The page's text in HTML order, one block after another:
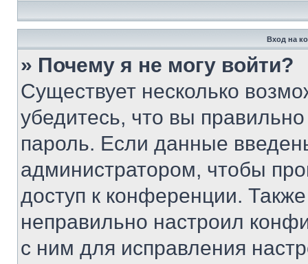
Вход на
» Почему я не могу войти?
Существует несколько
убедитесь, что вы
пароль. Если данные
администратором, чтобы
доступ к конференции.
неправильно настроил
с ним для исправления